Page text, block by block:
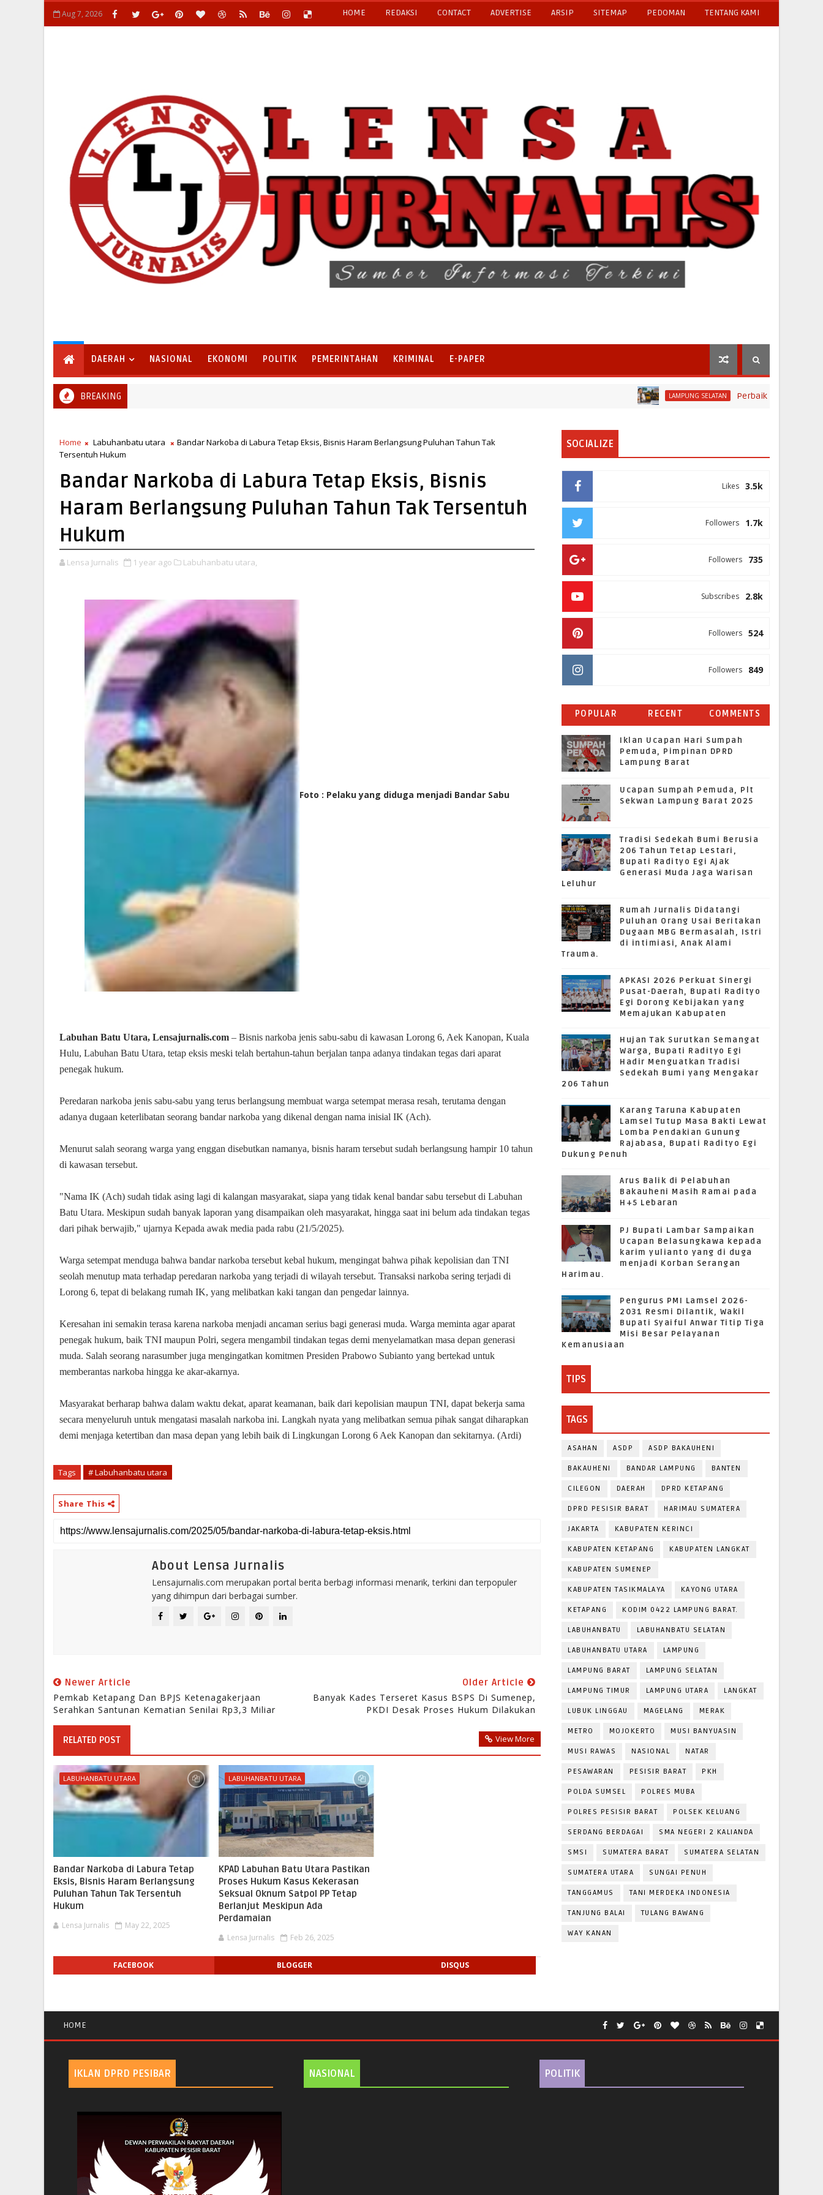
Aug 7, 2026 HOME REDAKSI CONTACT ADVERTISE ARSIP SITEMAP PEDOMAN TENTANG KAMI
DAERAH NASIONAL EKONOMI POLITIK PEMERINTAHAN KRIMINAL E-PAPER
BREAKING LAMPUNG SELATAN Perbaikan Jalan RA Basyid
Home Labuhanbatu utara
Bandar Narkoba di Labura Tetap Eksis, Bisnis Haram Berlangsung Puluhan Tahun Tak
Tersentuh Hukum
Bandar Narkoba di Labura Tetap Eksis, Bisnis
Haram Berlangsung Puluhan Tahun Tak Tersentuh
Hukum
Lensa Jurnalis 1 year ago Labuhanbatu utara,
Foto : Pelaku yang diduga menjadi Bandar Sabu
Labuhan Batu Utara, Lensajurnalis.com – Bisnis narkoba jenis sabu-sabu di kawasan Lorong 6, Aek Kanopan, Kuala
Hulu, Labuhan Batu Utara, tetap eksis meski telah bertahun-tahun berjalan tanpa adanya tindakan tegas dari aparat
penegak hukum.
Peredaran narkoba jenis sabu-sabu yang terus berlangsung membuat warga setempat merasa resah, terutama dengan
adanya dugaan keterlibatan seorang bandar narkoba yang dikenal dengan nama inisial IK (Ach).
Menurut salah seorang warga yang enggan disebutkan namanya, bisnis haram tersebut sudah berlangsung hampir 10 tahun
di kawasan tersebut.
"Nama IK (Ach) sudah tidak asing lagi di kalangan masyarakat, siapa yang tidak kenal bandar sabu tersebut di Labuhan
Batu Utara. Meskipun sudah banyak laporan yang disampaikan oleh masyarakat, hingga saat ini belum ada tindakan tegas
dari pihak berwajib," ujarnya Kepada awak media pada rabu (21/5/2025).
Warga setempat menduga bahwa bandar narkoba tersebut kebal hukum, mengingat bahwa pihak kepolisian dan TNI
seolah menutup mata terhadap peredaran narkoba yang terjadi di wilayah tersebut. Transaksi narkoba sering terjadi di
Lorong 6, tepat di belakang rumah IK, yang melibatkan kaki tangan dan pengedar lainnya.
Keresahan ini semakin terasa karena narkoba menjadi ancaman serius bagi generasi muda. Warga meminta agar aparat
penegak hukum, baik TNI maupun Polri, segera mengambil tindakan tegas demi menyelamatkan masa depan generasi
muda. Salah seorang narasumber juga mengingatkan komitmen Presiden Prabowo Subianto yang bertekad untuk
memberantas narkoba hingga ke akar-akarnya.
Masyarakat berharap bahwa dalam waktu dekat, aparat keamanan, baik dari kepolisian maupun TNI, dapat bekerja sama
secara menyeluruh untuk mengatasi masalah narkoba ini. Langkah nyata yang melibatkan semua pihak sangat diharapkan
demi menjaga ketertiban dan masa depan yang lebih baik di Lingkungan Lorong 6 Aek Kanopan dan sekitarnya. (Ardi)
Tags # Labuhanbatu utara
Share This
About Lensa Jurnalis
Lensajurnalis.com merupakan portal berita berbagi informasi menarik, terkini dan terpopuler
yang dihimpun dari berbagai sumber.
Newer Article
Pemkab Ketapang Dan BPJS Ketenagakerjaan
Serahkan Santunan Kematian Senilai Rp3,3 Miliar
Older Article
Banyak Kades Terseret Kasus BSPS Di Sumenep,
PKDI Desak Proses Hukum Dilakukan
RELATED POST View More
LABUHANBATU UTARA
Bandar Narkoba di Labura Tetap
Eksis, Bisnis Haram Berlangsung
Puluhan Tahun Tak Tersentuh
Hukum
Lensa Jurnalis May 22, 2025
LABUHANBATU UTARA
KPAD Labuhan Batu Utara Pastikan
Proses Hukum Kasus Kekerasan
Seksual Oknum Satpol PP Tetap
Berlanjut Meskipun Ada
Perdamaian
Lensa Jurnalis Feb 26, 2025
FACEBOOK BLOGGER DISQUS
SOCIALIZE
3.5k
Likes
1.7k
Followers
735
Followers
2.8k
Subscribes
524
Followers
849
Followers
POPULAR RECENT COMMENTS
Iklan Ucapan Hari Sumpah
Pemuda, Pimpinan DPRD
Lampung Barat
Ucapan Sumpah Pemuda, Plt
Sekwan Lampung Barat 2025
Tradisi Sedekah Bumi Berusia
206 Tahun Tetap Lestari,
Bupati Radityo Egi Ajak
Generasi Muda Jaga Warisan
Leluhur
Rumah Jurnalis Didatangi
Puluhan Orang Usai Beritakan
Dugaan MBG Bermasalah, Istri
di intimiasi, Anak Alami
Trauma.
APKASI 2026 Perkuat Sinergi
Pusat-Daerah, Bupati Radityo
Egi Dorong Kebijakan yang
Memajukan Kabupaten
Hujan Tak Surutkan Semangat
Warga, Bupati Radityo Egi
Hadir Menguatkan Tradisi
Sedekah Bumi yang Mengakar
206 Tahun
Karang Taruna Kabupaten
Lamsel Tutup Masa Bakti Lewat
Lomba Pendakian Gunung
Rajabasa, Bupati Radityo Egi
Dukung Penuh
Arus Balik di Pelabuhan
Bakauheni Masih Ramai pada
H+5 Lebaran
PJ Bupati Lambar Sampaikan
Ucapan Belasungkawa kepada
karim yulianto yang di duga
menjadi Korban Serangan
Harimau.
Pengurus PMI Lamsel 2026-
2031 Resmi Dilantik, Wakil
Bupati Syaiful Anwar Titip Tiga
Misi Besar Pelayanan
Kemanusiaan
TIPS
TAGS
ASAHAN ASDP ASDP BAKAUHENI
BAKAUHENI BANDAR LAMPUNG BANTEN
CILEGON DAERAH DPRD KETAPANG
DPRD PESISIR BARAT HARIMAU SUMATERA
JAKARTA KABUPATEN KERINCI
KABUPATEN KETAPANG KABUPATEN LANGKAT
KABUPATEN SUMENEP
KABUPATEN TASIKMALAYA KAYONG UTARA
KETAPANG KODIM 0422 LAMPUNG BARAT.
LABUHANBATU LABUHANBATU SELATAN
LABUHANBATU UTARA LAMPUNG
LAMPUNG BARAT LAMPUNG SELATAN
LAMPUNG TIMUR LAMPUNG UTARA LANGKAT
LUBUK LINGGAU MAGELANG MERAK
METRO MOJOKERTO MUSI BANYUASIN
MUSI RAWAS NASIONAL NATAR
PESAWARAN PESISIR BARAT PKH
POLDA SUMSEL POLRES MUBA
POLRES PESISIR BARAT POLSEK KELUANG
SERDANG BERDAGAI SMA NEGERI 2 KALIANDA
SMSI SUMATERA BARAT SUMATERA SELATAN
SUMATERA UTARA SUNGAI PENUH
TANGGAMUS TANI MERDEKA INDONESIA
TANJUNG BALAI TULANG BAWANG
WAY KANAN
HOME
IKLAN DPRD PESIBAR NASIONAL POLITIK